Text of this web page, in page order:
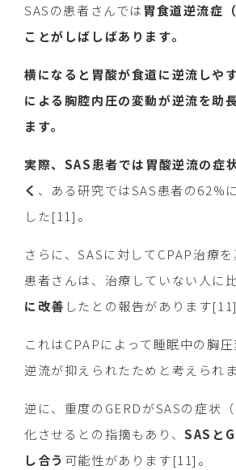
SASの患者さんでは 胃食道逆流症
ことがしばしばあります。
横になると胃酸が食道に逆流しや
による胸腔内圧の変動が逆流を助
ます。
実際、SAS患者では胃酸逆流の症
く 、ある研究ではSAS患者の62%
した[11]。
さらに、SASに対してCPAP治療
患者さんは、治療していない人に
に改善 したとの報告があります[11]
これはCPAPによって睡眠中の胸
逆流が抑えられたためと考えられま
逆に、重度のGERDがSASの症状
化させるとの指摘もあり、SASと
し合う 可能性があります[11]。